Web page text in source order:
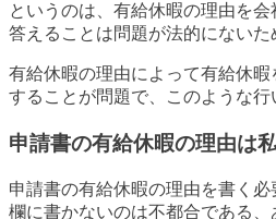
というのは、有給休暇の理由を
答えることは問題が法的にないた
有給休暇の理由によって有給休
することが問題で、このような行
申請書の有給休暇の理由は
申請書の有給休暇の理由を書く
欄に書かないのは不都合である